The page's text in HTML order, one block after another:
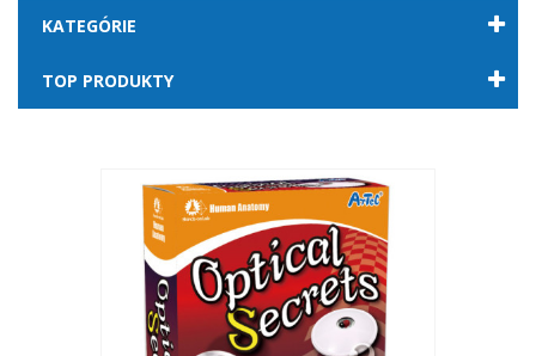
KATEGÓRIE
TOP PRODUKTY